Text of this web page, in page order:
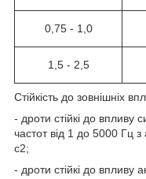
0,75 - 1,0
1,5 - 2,5
Стійкість до зовнішніх
- дроти стійкі до впливу
частот від 1 до 5000 Гц
с2;
- дроти стійкі до впливу